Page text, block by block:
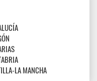
LA MANCHA